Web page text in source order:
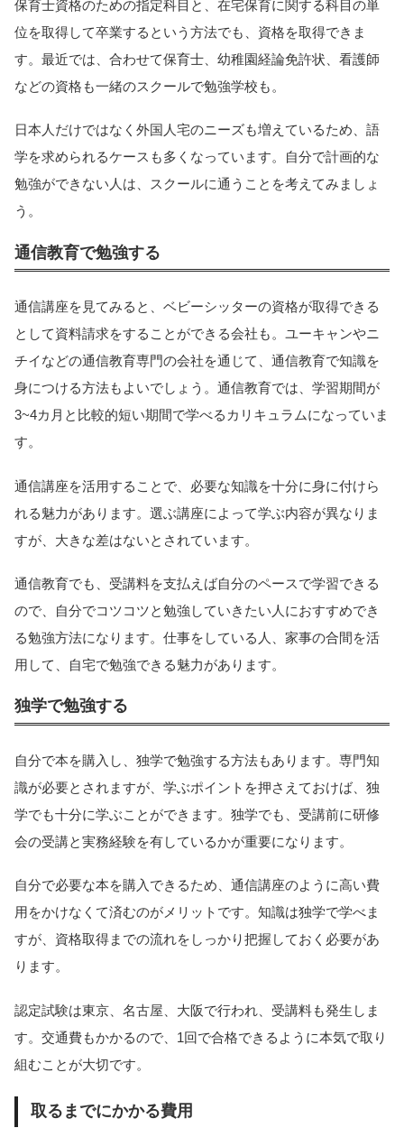
保育士資格のための指定科目と、在宅保育に関する科目の単
位を取得して卒業するという方法でも、資格を取得できま
す。最近では、合わせて保育士、幼稚園経論免許状、看護師
などの資格も一緒のスクールで勉強学校も。
日本人だけではなく外国人宅のニーズも増えているため、語
学を求められるケースも多くなっています。自分で計画的な
勉強ができない人は、スクールに通うことを考えてみましょ
う。
通信教育で勉強する
通信講座を見てみると、ベビーシッターの資格が取得できる
として資料請求をすることができる会社も。ユーキャンやニ
チイなどの通信教育専門の会社を通じて、通信教育で知識を
身につける方法もよいでしょう。通信教育では、学習期間が
3~4カ月と比較的短い期間で学べるカリキュラムになっていま
す。
通信講座を活用することで、必要な知識を十分に身に付けら
れる魅力があります。選ぶ講座によって学ぶ内容が異なりま
すが、大きな差はないとされています。
通信教育でも、受講料を支払えば自分のペースで学習できる
ので、自分でコツコツと勉強していきたい人におすすめでき
る勉強方法になります。仕事をしている人、家事の合間を活
用して、自宅で勉強できる魅力があります。
独学で勉強する
自分で本を購入し、独学で勉強する方法もあります。専門知
識が必要とされますが、学ぶポイントを押さえておけば、独
学でも十分に学ぶことができます。独学でも、受講前に研修
会の受講と実務経験を有しているかが重要になります。
自分で必要な本を購入できるため、通信講座のように高い費
用をかけなくて済むのがメリットです。知識は独学で学べま
すが、資格取得までの流れをしっかり把握しておく必要があ
ります。
認定試験は東京、名古屋、大阪で行われ、受講料も発生しま
す。交通費もかかるので、1回で合格できるように本気で取り
組むことが大切です。
取るまでにかかる費用